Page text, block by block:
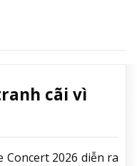
cãi vì
Concert 2026 diễn ra